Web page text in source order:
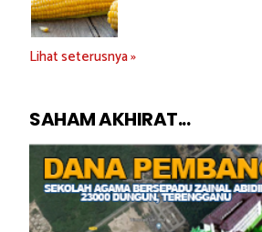
Lihat seterusnya »
SAHAM AKHIRAT...